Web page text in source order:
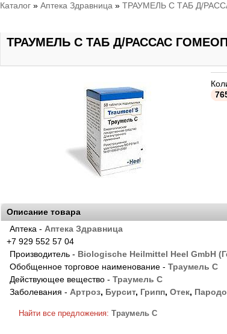
Каталог » Аптека Здравница » ТРАУМЕЛЬ С ТАБ Д/
ТРАУМЕЛЬ С ТАБ Д/РАССАС
Описание товара
Аптека - Аптека Здравница
+7 929 552 57 04
Производитель - Biologische Heilmittel Heel GmbH
Обобщенное торговое наименование - Траумель С
Действующее вещество - Траумель С
Заболевания - Артроз, Бурсит, Грипп, Отек,
Найти все предложения: Траумель С